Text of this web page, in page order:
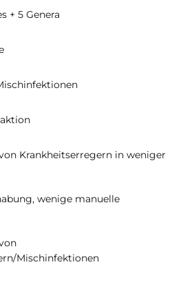
+ 5 Genera
Krankheitserregern in weniger
wenige manuelle
Mischinfektionen